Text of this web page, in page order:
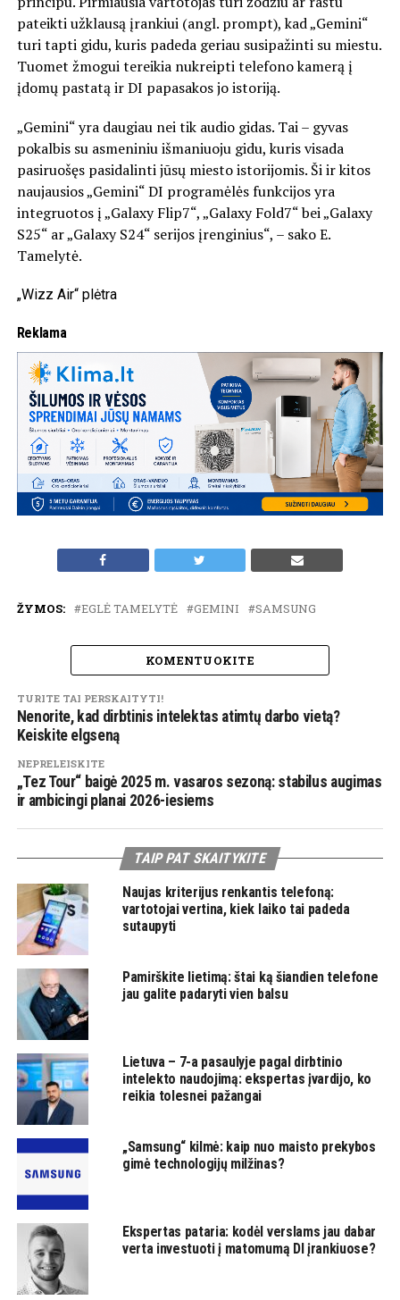
pateikti užklausą įrankiui (angl. prompt), kad „Gemini“
turi tapti gidu, kuris padeda geriau susipažinti su miestu.
Tuomet žmogui tereikia nukreipti telefono kamerą į
įdomų pastatą ir DI papasakos jo istoriją.
„Gemini“ yra daugiau nei tik audio gidas. Tai – gyvas
pokalbis su asmeniniu išmaniuoju gidu, kuris visada
pasiruošęs pasidalinti jūsų miesto istorijomis. Ši ir kitos
naujausios „Gemini“ DI programėlės funkcijos yra
integruotos į „Galaxy Flip7“, „Galaxy Fold7“ bei „Galaxy
S25“ ar „Galaxy S24“ serijos įrenginius“, – sako E.
Tamelytė.
„Wizz Air“ plėtra
Reklama
ŽYMOS: EGLĖ TAMELYTĖ GEMINI SAMSUNG
KOMENTUOKITE
TURITE TAI PERSKAITYTI!
Nenorite, kad dirbtinis intelektas atimtų darbo vietą?
Keiskite elgseną
NEPRELEISKITE
„Tez Tour“ baigė 2025 m. vasaros sezoną: stabilus augimas
ir ambicingi planai 2026-iesiems
TAIP PAT SKAITYKITE
Naujas kriterijus renkantis telefoną:
vartotojai vertina, kiek laiko tai padeda
sutaupyti
Pamirškite lietimą: štai ką šiandien telefone
jau galite padaryti vien balsu
Lietuva – 7-a pasaulyje pagal dirbtinio
intelekto naudojimą: ekspertas įvardijo, ko
reikia tolesnei pažangai
„Samsung“ kilmė: kaip nuo maisto prekybos
gimė technologijų milžinas?
Ekspertas pataria: kodėl verslams jau dabar
verta investuoti į matomumą DI įrankiuose?